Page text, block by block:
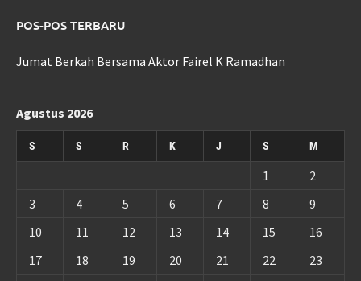
POS-POS TERBARU
Jumat Berkah Bersama Aktor Fairel K Ramadhan
Agustus 2026
S S R K J S M
1
2
3
4 5 6 7 8
9
10
11 12 13 14 15
16
17
18 19 20 21 22
23